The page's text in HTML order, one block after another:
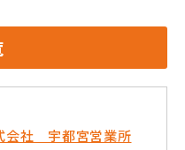
会社 宇都宮営業所